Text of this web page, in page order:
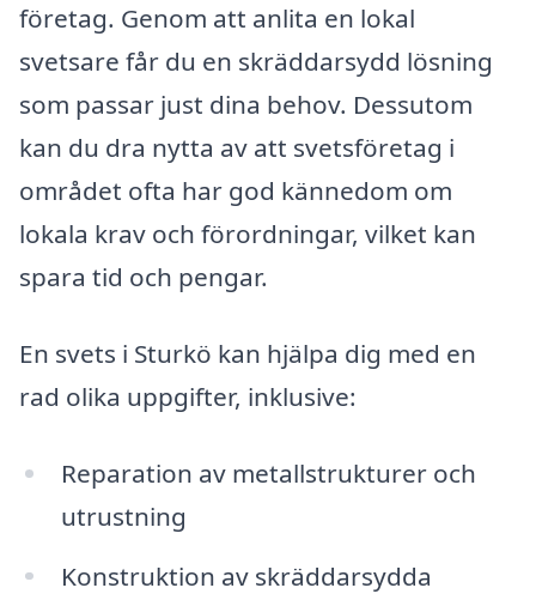
företag. Genom att anlita en lokal
svetsare får du en skräddarsydd lösning
som passar just dina behov. Dessutom
kan du dra nytta av att svetsföretag i
området ofta har god kännedom om
lokala krav och förordningar, vilket kan
spara tid och pengar.
En svets i Sturkö kan hjälpa dig med en
rad olika uppgifter, inklusive:
Reparation av metallstrukturer och
utrustning
Konstruktion av skräddarsydda